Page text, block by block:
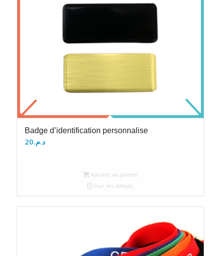
Badge d’identification personnalise
د.م.20
Ajouter au panier
Voir les détails